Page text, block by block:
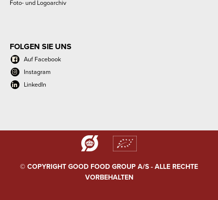
Foto- und Logoarchiv
FOLGEN SIE UNS
Auf Facebook
Instagram
LinkedIn
© COPYRIGHT GOOD FOOD GROUP A/S - ALLE RECHTE
VORBEHALTEN